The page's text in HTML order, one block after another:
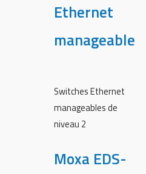
Ethernet
manageable
Switches Ethernet
manageables de
niveau 2
Moxa EDS-